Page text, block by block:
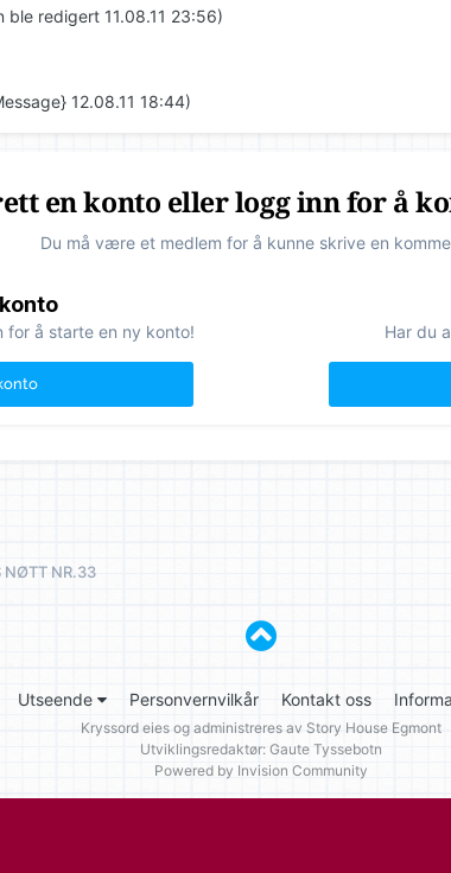
ble redigert 11.08.11 23:56)
12.08.11 18:44)
en konto eller logg inn for å
Du må være et medlem for å kunne skrive en
for å starte en ny konto! Har du
NØTT NR.33
Utseende Personvernvilkår Kontakt oss
Kryssord eies og administreres av Story House Egmont
Utviklingsredaktør: Gaute Tyssebotn
Powered by Invision Community